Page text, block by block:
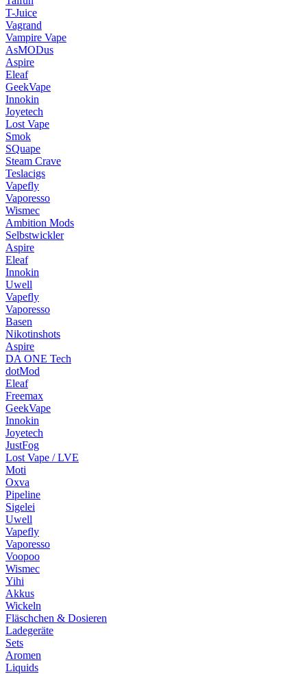
T-Juice
Vagrand
Vampire Vape
AsMODus
Aspire
Eleaf
GeekVape
Innokin
Joyetech
Lost Vape
Smok
SQuape
Steam Crave
Teslacigs
Vapefly
Vaporesso
Wismec
Ambition Mods
Selbstwickler
Aspire
Eleaf
Innokin
Uwell
Vapefly
Vaporesso
Basen
Nikotinshots
Aspire
DA ONE Tech
dotMod
Eleaf
Freemax
GeekVape
Innokin
Joyetech
JustFog
Lost Vape / LVE
Moti
Oxva
Pipeline
Sigelei
Uwell
Vapefly
Vaporesso
Voopoo
Wismec
Yihi
Akkus
Wickeln
Fläschchen & Dosieren
Ladegeräte
Sets
Aromen
Liquids